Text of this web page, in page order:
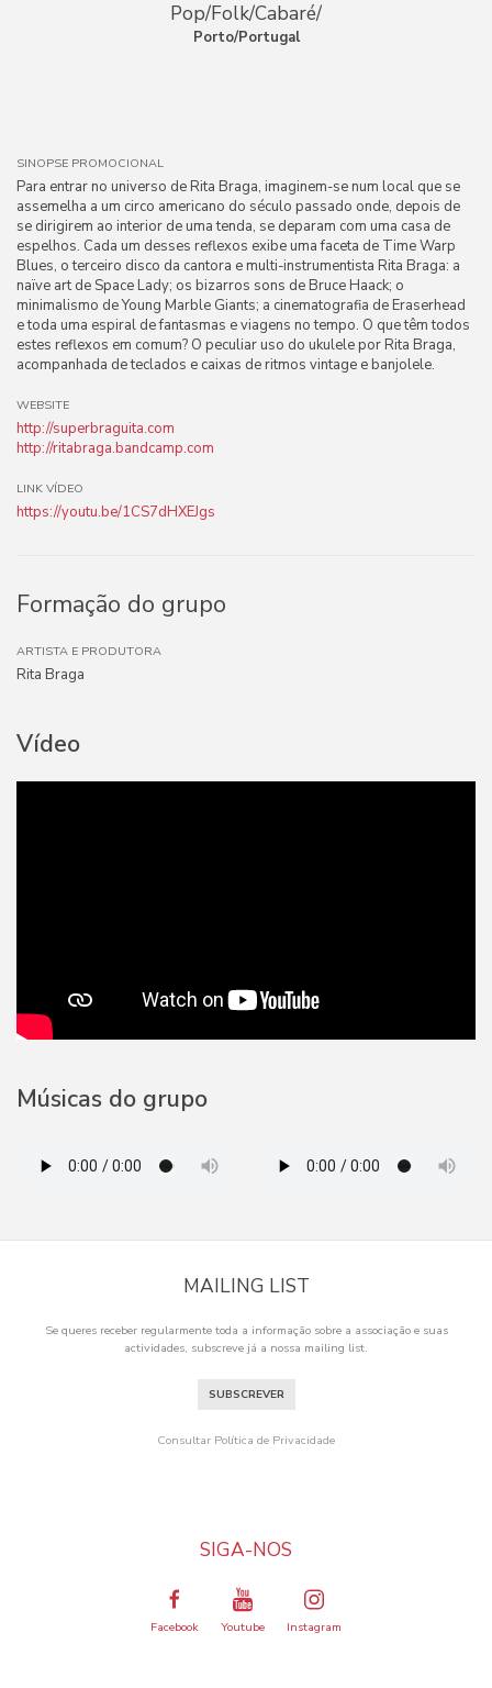
Pop/Folk/Cabaré/
Porto/Portugal
SINOPSE PROMOCIONAL
Para entrar no universo de Rita Braga, imaginem-se num local que se
assemelha a um circo americano do século passado onde, depois de
se dirigirem ao interior de uma tenda, se deparam com uma casa de
espelhos. Cada um desses reflexos exibe uma faceta de Time Warp
Blues, o terceiro disco da cantora e multi-instrumentista Rita Braga: a
naïve art de Space Lady; os bizarros sons de Bruce Haack; o
minimalismo de Young Marble Giants; a cinematografia de Eraserhead
e toda uma espiral de fantasmas e viagens no tempo. O que têm todos
estes reflexos em comum? O peculiar uso do ukulele por Rita Braga,
acompanhada de teclados e caixas de ritmos vintage e banjolele.
WEBSITE
http://superbraguita.com
http://ritabraga.bandcamp.com
LINK VÍDEO
https://youtu.be/1CS7dHXEJgs
Formação do grupo
ARTISTA E PRODUTORA
Rita Braga
Vídeo
Músicas do grupo
MAILING LIST
Se queres receber regularmente toda a informação sobre a associação e suas
actividades, subscreve já a nossa mailing list.
SUBSCREVER
Consultar Política de Privacidade
SIGA-NOS
Facebook Youtube Instagram